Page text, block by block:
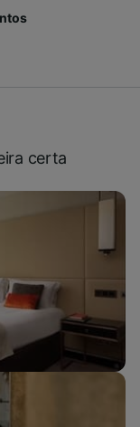
certa